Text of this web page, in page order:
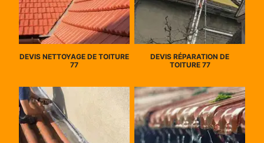
DEVIS NETTOYAGE DE TOITURE
77
DEVIS RÉPARATION DE
TOITURE 77